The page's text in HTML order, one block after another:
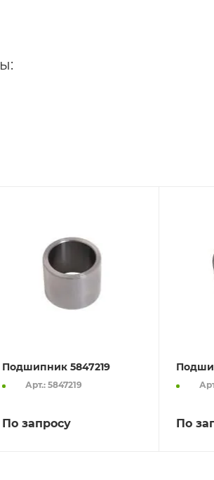
Подшипник 5847219
Арт.: 5847219
По запросу По